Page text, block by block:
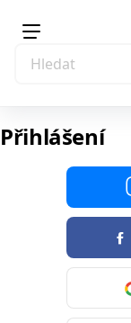
Přihlášení